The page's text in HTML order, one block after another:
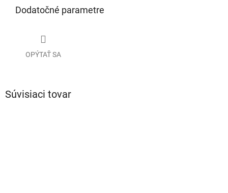
Dodatočné parametre
OPÝTAŤ SA
Súvisiaci tovar